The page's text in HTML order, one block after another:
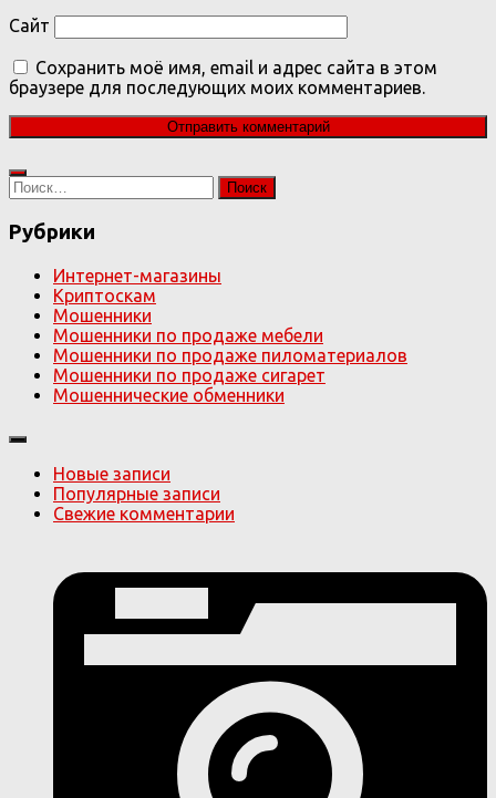
Сайт
Сохранить моё имя, email и адрес сайта в этом
браузере для последующих моих комментариев.
Найти:
Рубрики
Интернет-магазины
Криптоскам
Мошенники
Мошенники по продаже мебели
Мошенники по продаже пиломатериалов
Мошенники по продаже сигарет
Мошеннические обменники
Новые записи
Популярные записи
Свежие комментарии